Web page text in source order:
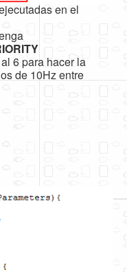
en el
6 para hacer la
de 10Hz entre